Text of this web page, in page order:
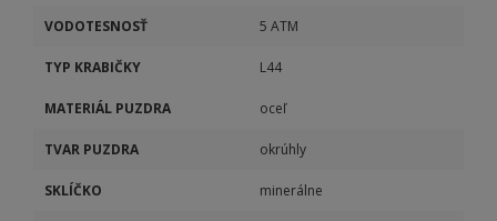
VODOTESNOSŤ 5 ATM
TYP KRABIČKY L44
MATERIÁL PUZDRA oceľ
TVAR PUZDRA okrúhly
SKLÍČKO minerálne